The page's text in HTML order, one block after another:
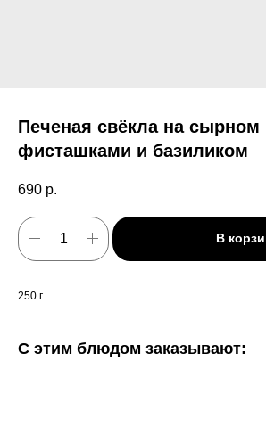
Печеная свёкла на сырном
фисташками и базиликом
690 р.
В
250 г
С этим блюдом заказывают: